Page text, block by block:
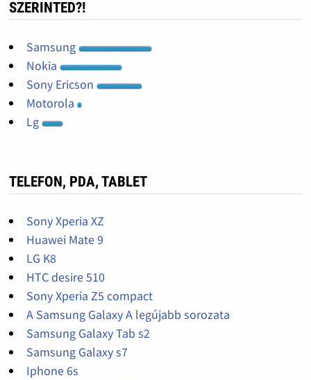
SZERINTED?!
Samsung
Nokia
Sony Ericson
Motorola
Lg
TELEFON, PDA, TABLET
Sony Xperia XZ
Huawei Mate 9
LG K8
HTC desire 510
Sony Xperia Z5 compact
A Samsung Galaxy A legújabb sorozata
Samsung Galaxy Tab s2
Samsung Galaxy s7
Iphone 6s